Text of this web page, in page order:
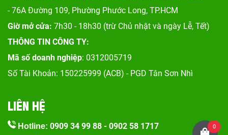
- 76A Đường 109, Phường Phước Long, TP.HCM
Giờ mở cửa: 7h30 - 18h30 (trừ Chủ nhật và ngày Lễ, Tết)
THÔNG TIN CÔNG TY:
Mã số doanh nghiệp: 0312005719
Số Tài Khoản: 150225999 (ACB) - PGD Tân Sơn Nhì
LIÊN HỆ
Hotline: 0909 34 99 88 - 0902 58 1717 0